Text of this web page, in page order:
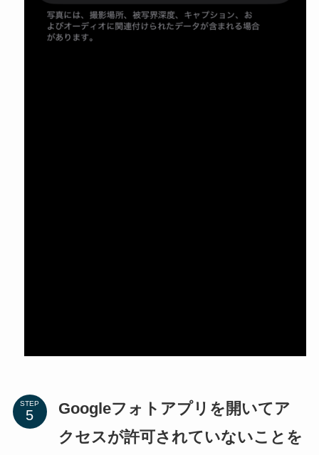
STEP
Googleフォトアプリを開いてア
クセスが許可されていないことを